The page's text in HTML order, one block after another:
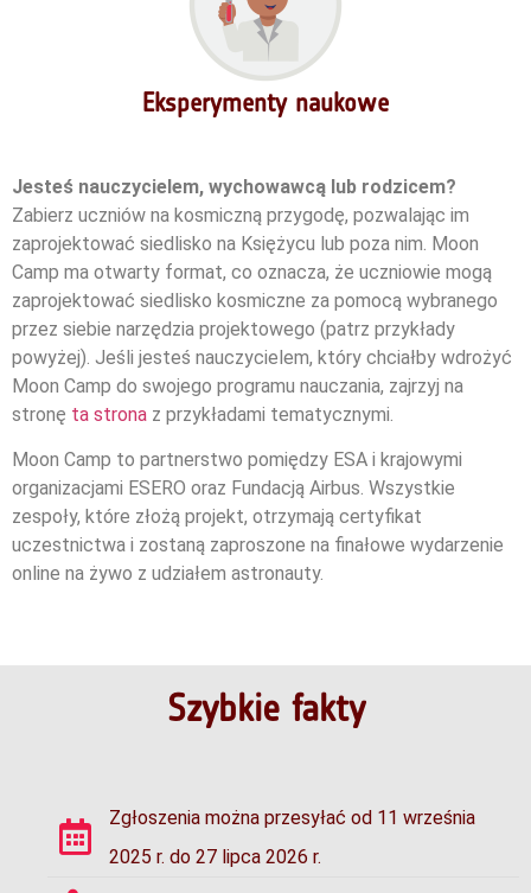
Eksperymenty naukowe
Jesteś nauczycielem, wychowawcą lub rodzicem?
Zabierz uczniów na kosmiczną przygodę, pozwalając im
zaprojektować siedlisko na Księżycu lub poza nim. Moon
Camp ma otwarty format, co oznacza, że uczniowie mogą
zaprojektować siedlisko kosmiczne za pomocą wybranego
przez siebie narzędzia projektowego (patrz przykłady
powyżej). Jeśli jesteś nauczycielem, który chciałby wdrożyć
Moon Camp do swojego programu nauczania, zajrzyj na
stronę ta strona z przykładami tematycznymi.
Moon Camp to partnerstwo pomiędzy ESA i krajowymi
organizacjami ESERO oraz Fundacją Airbus. Wszystkie
zespoły, które złożą projekt, otrzymają certyfikat
uczestnictwa i zostaną zaproszone na finałowe wydarzenie
online na żywo z udziałem astronauty.
Szybkie fakty
Zgłoszenia można przesyłać od 11 września
2025 r. do 27 lipca 2026 r.